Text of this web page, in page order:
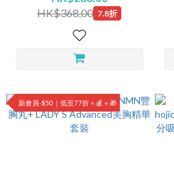
生產] - 14包/盒 附小麥飲管(短
日期注意EXP:26年4月)
HK$368.00 7.8折
新會員-$50｜低至77折＋💰＋🎁